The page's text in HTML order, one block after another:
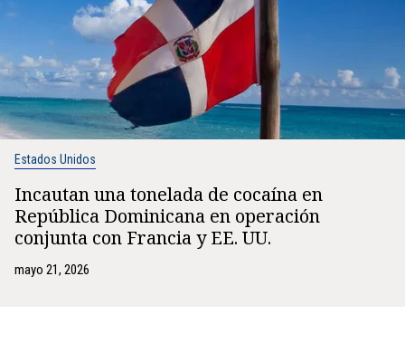
Estados Unidos
Incautan una tonelada de cocaína en
República Dominicana en operación
conjunta con Francia y EE. UU.
mayo 21, 2026